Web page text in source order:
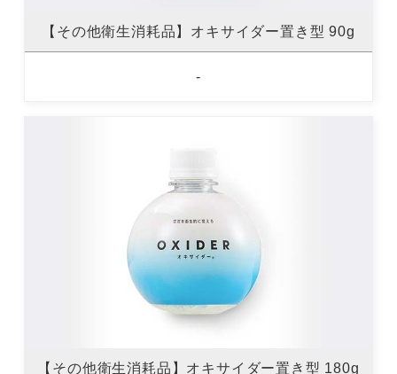
【その他衛生消耗品】オキサイダー置き型 90g
-
【その他衛生消耗品】オキサイダー置き型 180g